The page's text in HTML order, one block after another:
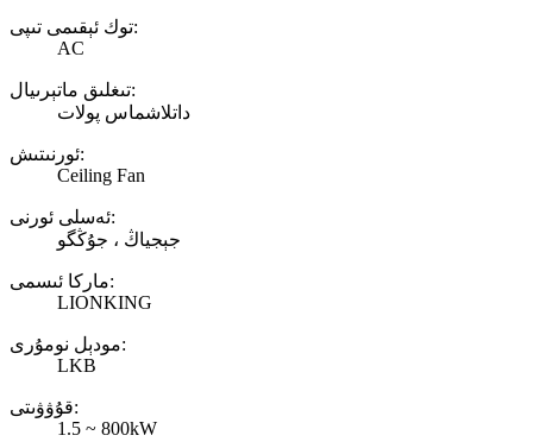
توك ئېقىمى تىپى:
AC
تىغلىق ماتېرىيال:
داتلاشماس پولات
ئورنىتىش:
Ceiling Fan
ئەسلى ئورنى:
جېجياڭ ، جۇڭگو
ماركا ئىسمى:
LIONKING
مودېل نومۇرى:
LKB
قۇۋۋىتى:
1.5 ~ 800kW